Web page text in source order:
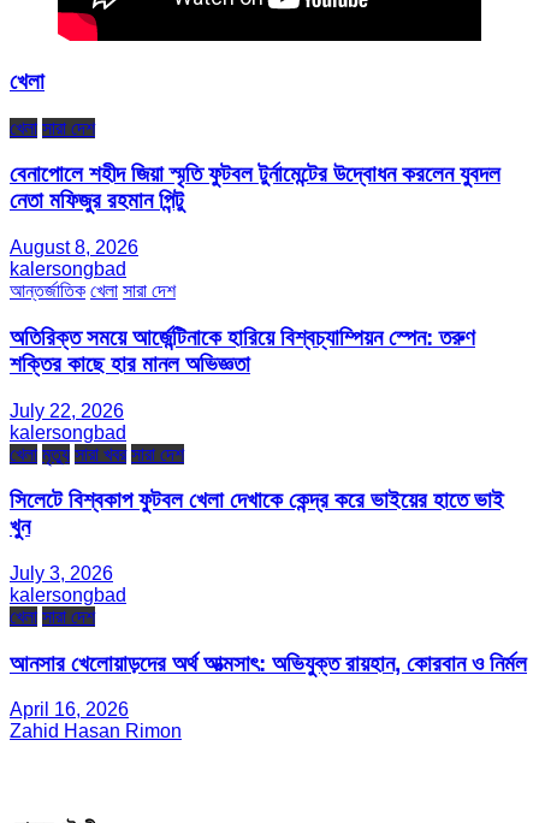
খেলা
খেলা সারা দেশ
বেনাপোলে শহীদ জিয়া স্মৃতি ফুটবল টুর্নামেন্টের উদ্বোধন করলেন যুবদল
নেতা মফিজুর রহমান পিন্টু
August 8, 2026
kalersongbad
আন্তর্জাতিক খেলা সারা দেশ
অতিরিক্ত সময়ে আর্জেন্টিনাকে হারিয়ে বিশ্বচ্যাম্পিয়ন স্পেন: তরুণ
শক্তির কাছে হার মানল অভিজ্ঞতা
July 22, 2026
kalersongbad
খেলা মৃত্যু সারা খবর সারা দেশ
সিলেটে বিশ্বকাপ ফুটবল খেলা দেখাকে কেন্দ্র করে ভাইয়ের হাতে ভাই
খুন
July 3, 2026
kalersongbad
খেলা সারা দেশ
আনসার খেলোয়াড়দের অর্থ আত্মসাৎ: অভিযুক্ত রায়হান, কোরবান ও নির্মল
April 16, 2026
Zahid Hasan Rimon